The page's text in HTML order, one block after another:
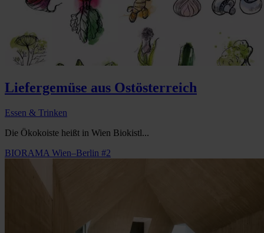
Liefergemüse aus Ostösterreich
Essen & Trinken
Die Ökokoiste heißt in Wien Biokistl...
BIORAMA Wien–Berlin #2